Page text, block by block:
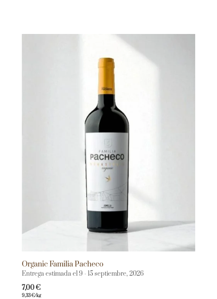
Organic Familia Pacheco
Entrega estimada el 9 - 15 septiembre, 2026
7,00€
9,33€/kg